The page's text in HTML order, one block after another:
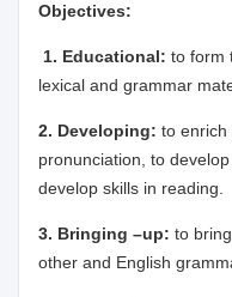
Objectives:
1. Educational: to form
lexical and grammar
2. Developing: to enrich
pronunciation, to
develop skills in reading.
3. Bringing –up: to
other and English